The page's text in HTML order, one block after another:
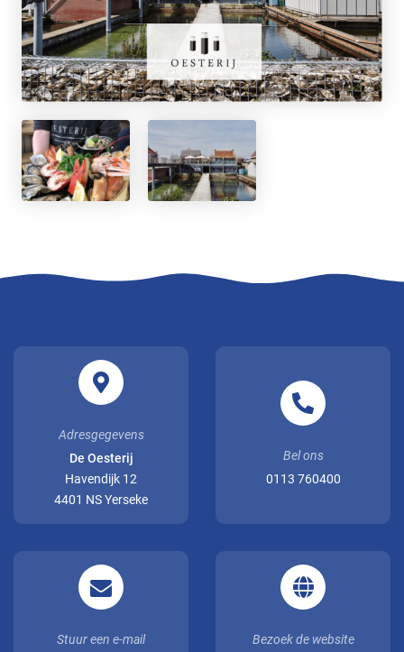
Adresgegevens
De Oesterij
Havendijk 12
4401 NS Yerseke
Bel ons
0113 760400
Stuur een e-mail Bezoek de website